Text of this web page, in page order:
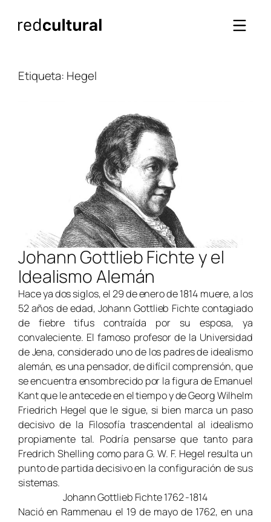
Etiqueta: Hegel
Johann Gottlieb Fichte y el
Idealismo Alemán
Hace ya dos siglos, el 29 de enero de 1814 muere, a los
52 años de edad, Johann Gottlieb Fichte contagiado
de fiebre tifus contraída por su esposa, ya
convaleciente. El famoso profesor de la Universidad
de Jena, considerado uno de los padres de idealismo
alemán, es una pensador, de difícil comprensión, que
se encuentra ensombrecido por la figura de Emanuel
Kant que le antecede en el tiempo y de Georg Wilhelm
Friedrich Hegel que le sigue, si bien marca un paso
decisivo de la Filosofía trascendental al idealismo
propiamente tal. Podría pensarse que tanto para
Fredrich Shelling como para G. W. F. Hegel resulta un
punto de partida decisivo en la configuración de sus
sistemas.
Johann Gottlieb Fichte 1762 -1814
Nació en Rammenau el 19 de mayo de 1762, en una